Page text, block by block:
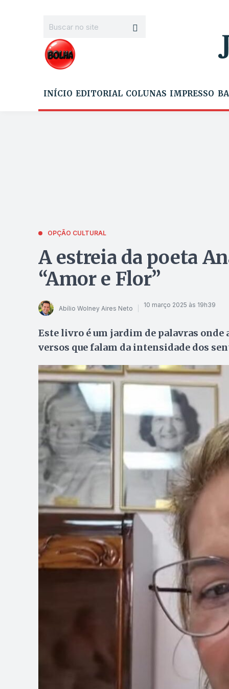
INÍCIO EDITORIAL COLUNAS IMPRESSO
OPÇÃO CULTURAL
A estreia da poeta
“Amor e Flor”
Abílio Wolney Aires Neto 10 março 2025 às 19h39
Este livro é um jardim de palavras onde
versos que falam da intensidade dos